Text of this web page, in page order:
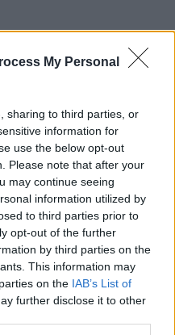
My Personal
sharing to third parties, or
information for
use the below opt-out
Please note that after your
may continue seeing
information utilized by
to third parties prior to
opt-out of the further
by third parties on the
This information may
on the IAB’s List of
further disclose it to other